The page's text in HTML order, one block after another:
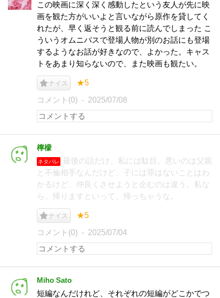
この映画に深く深く感動したという友人が先に映
画を観た方がいいよと言いながら原作を貸してく
れたが、早く返そうと観る前に読んでしまった こ
ういうオムニバスで登場人物が別のお話にも登場
するようなお話が好きなので、よかった。キャス
トをあまり知らないので、また映画も観たい。
ナイス ★5
コメント(0) 2025/07/08
檸檬
ネタバレ
最後の話だけ、私には駄目。悪いのは父親
と不倫相手なんだけど、子には罪はないことはわ
かるけど、仲良くさせようと企むのは違う。私な
ら、帰りますといって、帰っちゃうな。
ナイス ★5
コメント(0) 2025/07/04
Miho Sato
短編なんだけれど、それぞれの短編がどこかでつ